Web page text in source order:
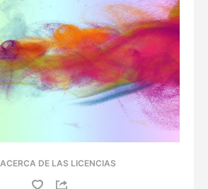
ACERCA DE LAS LICENCIAS